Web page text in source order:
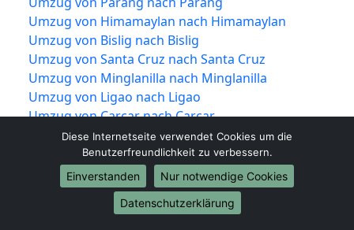
Umzug von Himamaylan nach Himamaylan
Umzug von Bislig nach Bislig
Umzug von Santa Cruz nach Santa Cruz
Umzug von Minglanilla nach Minglanilla
Umzug von Ligao nach Ligao
Umzug von Carcar nach Carcar
Umzug von Trece Martires nach Trece Martires
Umzug von La Trinidad nach La Trinidad
Umzug von Tabuk nach Tabuk
Umzug von Lingayen nach Lingayen
Umzug von Mangaldan nach Mangaldan
Diese Internetseite verwendet Cookies um die
Benutzerfreundlichkeit zu verbessern.
Einverstanden
Nur notwendige Cookies
Datenschutzerklärung